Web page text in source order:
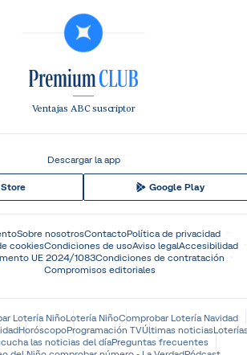
Ventajas ABC suscriptor
Descargar la app
Google Play
Sobre nosotrosContactoPolítica de privacidad
cookiesCondiciones de usoAviso legalAccesibilidad
UE 2024/1083Condiciones de contratación
Compromisos editoriales
Lotería NiñoLotería NiñoComprobar Lotería Navidad
HoróscopoProgramación TVÚltimas noticias
las noticias del díaPreguntas frecuentes